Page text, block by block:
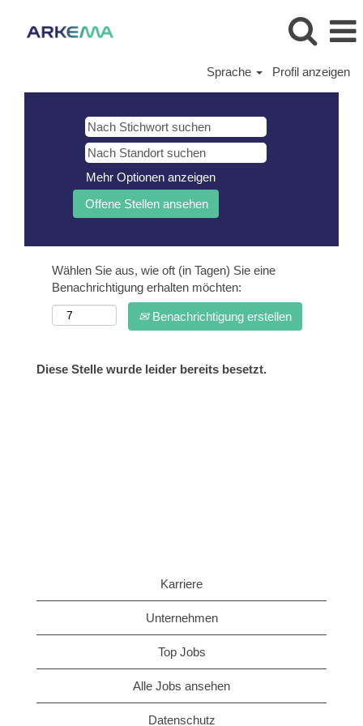
Sprache Profil anzeigen
Mehr Optionen anzeigen
Wählen Sie aus, wie oft (in Tagen) Sie eine
Benachrichtigung erhalten möchten:
Benachrichtigung erstellen
Diese Stelle wurde leider bereits besetzt.
Karriere
Unternehmen
Top Jobs
Alle Jobs ansehen
Datenschutz